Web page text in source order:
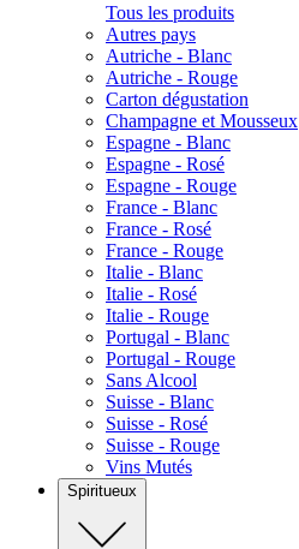
Tous les produits
Autres pays
Autriche - Blanc
Autriche - Rouge
Carton dégustation
Champagne et Mousseux
Espagne - Blanc
Espagne - Rosé
Espagne - Rouge
France - Blanc
France - Rosé
France - Rouge
Italie - Blanc
Italie - Rosé
Italie - Rouge
Portugal - Blanc
Portugal - Rouge
Sans Alcool
Suisse - Blanc
Suisse - Rosé
Suisse - Rouge
Vins Mutés
Spiritueux